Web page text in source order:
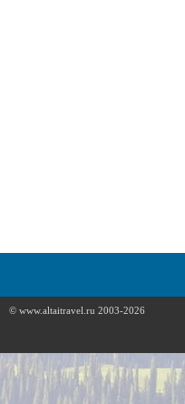
© www.altaitravel.ru 2003-2026